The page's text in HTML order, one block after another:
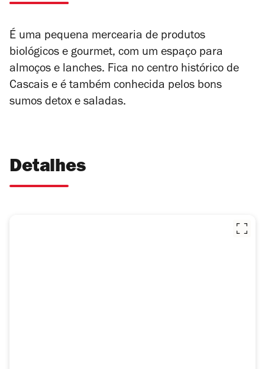
É uma pequena mercearia de produtos
biológicos e gourmet, com um espaço para
almoços e lanches. Fica no centro histórico de
Cascais e é também conhecida pelos bons
sumos detox e saladas.
Detalhes